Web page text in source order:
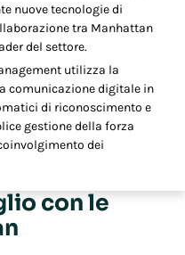
nuove tecnologie di
tra Manhattan
del settore.
utilizza la
comunicazione digitale in
di riconoscimento e
gestione della forza
dei
con le